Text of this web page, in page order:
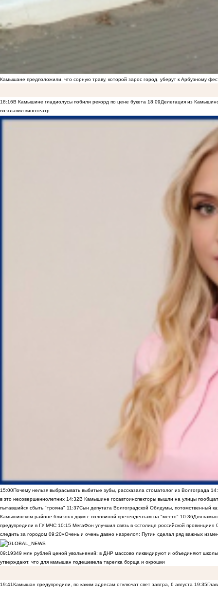
Камышане предположили, что сорную траву, которой зарос город, уберут к Арбузному
18:16В Камышине гладиолусы побили рекорд по цене букета 18:09Делегация из
возглавил кинотеатр
15:00Почему нельзя выбрасывать выбитые зубы, рассказала стоматолог из Волгограда
в это несовершеннолетних 14:32В Камышине госавтоинспекторы вышли на улицы
пытавшийся сбыть "трояна" 11:37Сын депутата Волгоградской Облдумы, потомственный
Камышинском районе близок к двум с половиной претендентам на "место" 10:36Для
предупредили в ГУ МЧС 10:15 МегаФон улучшил связь в «столице российской провинции»
следить за городом 09:20«Очень и очень давно назрело»: Путин сделал ряд важных
09:19349 млн рублей ценой увольнений: в ДНР массово ликвидируют и объединяют
утверждают, что для камышан подешевела тарелка борща и окрошки
19:41Камышан предупредили, по каким адресам отключат свет завтра, 6 августа 19:35